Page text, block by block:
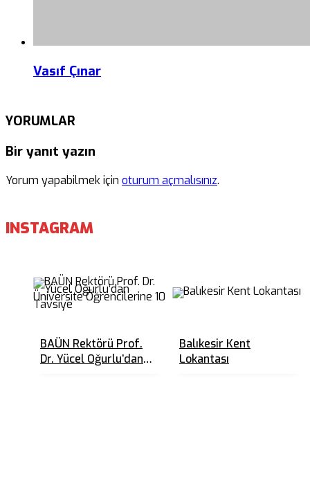
Vasıf Çınar
YORUMLAR
Bir yanıt yazın
Yorum yapabilmek için oturum açmalısınız.
INSTAGRAM
BAÜN Rektörü Prof.
Dr. Yücel Oğurlu’dan
Balıkesir Kent
Lokantası